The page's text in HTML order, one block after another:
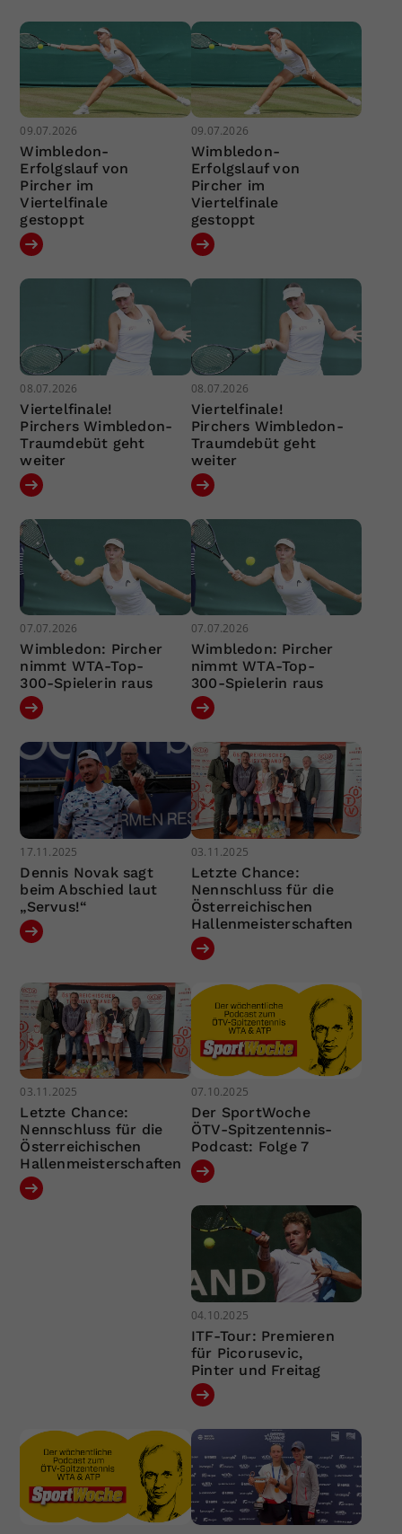
09.07.2026
Wimbledon-
Erfolgslauf von
Pircher im
Viertelfinale
gestoppt
09.07.2026
Wimbledon-
Erfolgslauf von
Pircher im
Viertelfinale
gestoppt
08.07.2026
Viertelfinale!
Pirchers Wimbledon-
Traumdebüt geht
weiter
08.07.2026
Viertelfinale!
Pirchers Wimbledon-
Traumdebüt geht
weiter
07.07.2026
Wimbledon: Pircher
nimmt WTA-Top-
300-Spielerin raus
07.07.2026
Wimbledon: Pircher
nimmt WTA-Top-
300-Spielerin raus
17.11.2025
Dennis Novak sagt
beim Abschied laut
„Servus!“
03.11.2025
Letzte Chance:
Nennschluss für die
Österreichischen
Hallenmeisterschaften
03.11.2025
Letzte Chance:
Nennschluss für die
Österreichischen
Hallenmeisterschaften
07.10.2025
Der SportWoche
ÖTV-Spitzentennis-
Podcast: Folge 7
04.10.2025
ITF-Tour: Premieren
für Picorusevic,
Pinter und Freitag